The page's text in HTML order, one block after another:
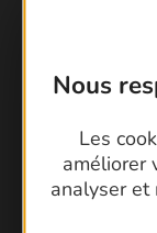
Nous
Les
améliorer
analyser et